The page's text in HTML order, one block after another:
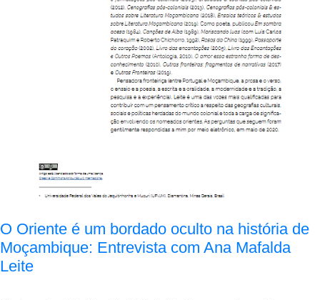
O Oriente é um bordado oculto na história de
Moçambique: Entrevista com Ana Mafalda
Leite